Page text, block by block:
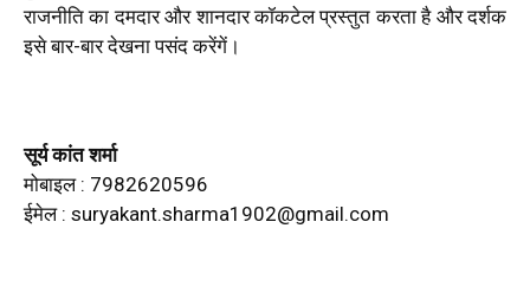
राजनीति का दमदार और शानदार कॉकटेल प्रस्तुत करता है और दर्शक
इसे बार-बार देखना पसंद करेंगें।
सूर्य कांत शर्मा
मोबाइल : 7982620596
ईमेल : suryakant.sharma1902@gmail.com